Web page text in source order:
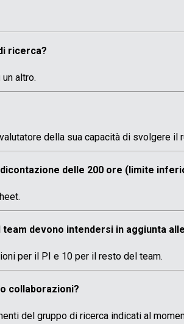
ricerca?
altro.
della sua capacità di svolgere il
delle 200 ore (limite
devono intendersi in aggiunta
per il PI e 10 per il resto del team.
collaborazioni?
del gruppo di ricerca indicati al